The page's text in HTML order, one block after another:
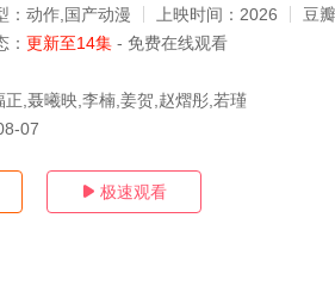
： 动作,国产动漫 上映时间： 2026 豆
： 更新至14集 - 免费在线观看
正,聂曦映,李楠,姜贺,赵熠彤,若瑾
07
 极速观看